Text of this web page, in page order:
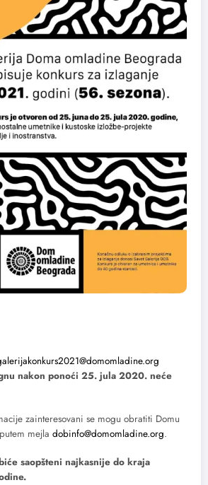
nakon ponoći 25. jula 2020. neće
zainteresovani se mogu obratiti Domu
mejla dobinfo@domomladine.org.
saopšteni najkasnije do kraja